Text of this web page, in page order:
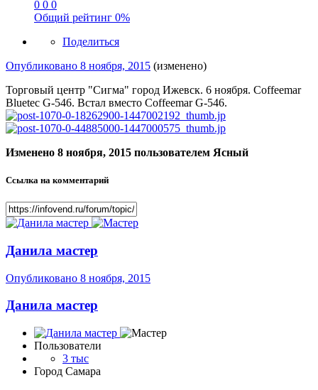
0 0 0
Общий рейтинг 0%
Поделиться
Опубликовано 8 ноября, 2015 (изменено)
Торговый центр "Сигма" город Ижевск. 6 ноября. Coffeemar
Bluetec G-546. Встал вместо Coffeemar G-546.
Изменено 8 ноября, 2015 пользователем Ясный
Ссылка на комментарий
Данила мастер
Опубликовано 8 ноября, 2015
Данила мастер
Пользователи
3 тыс
Город Самара